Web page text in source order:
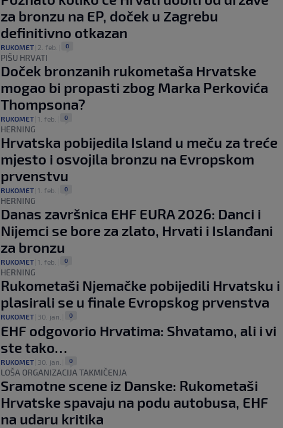
za bronzu na EP, doček u Zagrebu
definitivno otkazan
RUKOMET 2. feb. 0
PIŠU HRVATI
Doček bronzanih rukometaša Hrvatske
mogao bi propasti zbog Marka Perkovića
Thompsona?
RUKOMET 1. feb. 0
HERNING
Hrvatska pobijedila Island u meču za treće
mjesto i osvojila bronzu na Evropskom
prvenstvu
RUKOMET 1. feb. 0
HERNING
Danas završnica EHF EURA 2026: Danci i
Nijemci se bore za zlato, Hrvati i Islanđani
za bronzu
RUKOMET 1. feb. 0
HERNING
Rukometaši Njemačke pobijedili Hrvatsku i
plasirali se u finale Evropskog prvenstva
RUKOMET 30. jan. 0
EHF odgovorio Hrvatima: Shvatamo, ali i vi
ste tako…
RUKOMET 30. jan. 0
LOŠA ORGANIZACIJA TAKMIČENJA
Sramotne scene iz Danske: Rukometaši
Hrvatske spavaju na podu autobusa, EHF
na udaru kritika